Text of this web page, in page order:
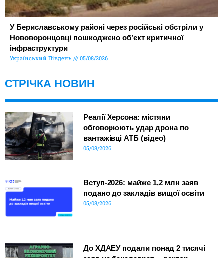
У Бериславському районі через російські обстріли у
Нововоронцовці пошкоджено об’єкт критичної
інфраструктури
Український Південь 05/08/2026
СТРІЧКА НОВИН
Реалії Херсона: містяни
обговорюють удар дрона по
вантажівці АТБ (відео)
05/08/2026
Вступ-2026: майже 1,2 млн заяв
подано до закладів вищої освіти
05/08/2026
До ХДАЕУ подали понад 2 тисячі